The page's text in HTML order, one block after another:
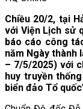
Chiều 20/2, tại
với Viện Lịch sử
báo cáo công
năm Ngày thành
– 7/5/2025) với
huy truyền
biển đảo Tổ